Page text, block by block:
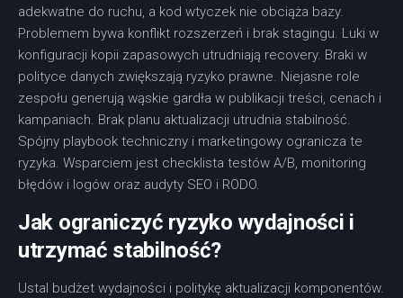
adekwatne do ruchu, a kod wtyczek nie obciąża bazy.
Problemem bywa konflikt rozszerzeń i brak stagingu. Luki w
konfiguracji kopii zapasowych utrudniają recovery. Braki w
polityce danych zwiększają ryzyko prawne. Niejasne role
zespołu generują wąskie gardła w publikacji treści, cenach i
kampaniach. Brak planu aktualizacji utrudnia stabilność.
Spójny playbook techniczny i marketingowy ogranicza te
ryzyka. Wsparciem jest checklista testów A/B, monitoring
błędów i logów oraz audyty SEO i RODO.
Jak ograniczyć ryzyko wydajności i
utrzymać stabilność?
Ustal budżet wydajności i politykę aktualizacji komponentów.